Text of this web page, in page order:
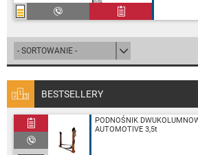
BESTSELLERY
PODNOŚNIK
AUTOMOTIVE 3,5t